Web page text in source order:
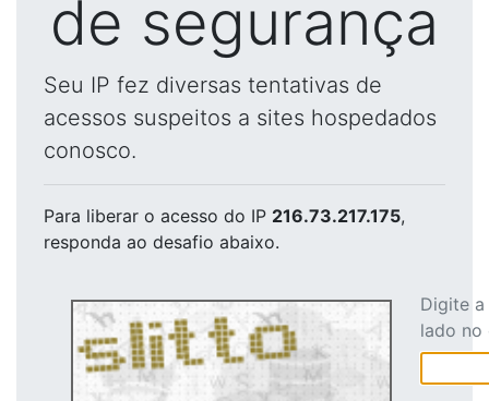
de segurança
Seu IP fez diversas tentativas de
acessos suspeitos a sites hospedados
conosco.
Para liberar o acesso do IP 216.73.217.175,
responda ao desafio abaixo.
Digite
lado no